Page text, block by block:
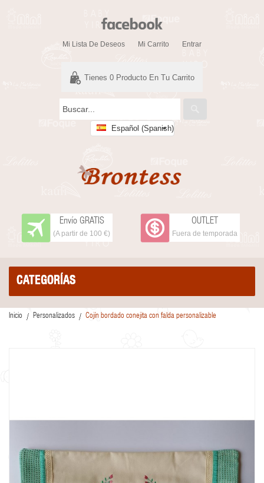
Mi Lista De Deseos Mi Carrito Entrar
Tienes 0 Producto En Tu Carrito
Español (Spanish)
Envío GRATIS
(A partir de 100 €)
OUTLET
Fuera de temporada
CATEGORÍAS
Inicio Personalizados Cojín bordado conejita con falda personalizable